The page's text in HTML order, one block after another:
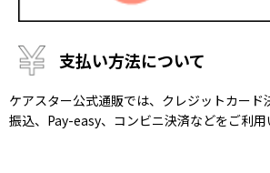
支払い方法について
ケアスター公式通販では、クレジットカード
振込、Pay-easy、コンビニ決済などをご利用